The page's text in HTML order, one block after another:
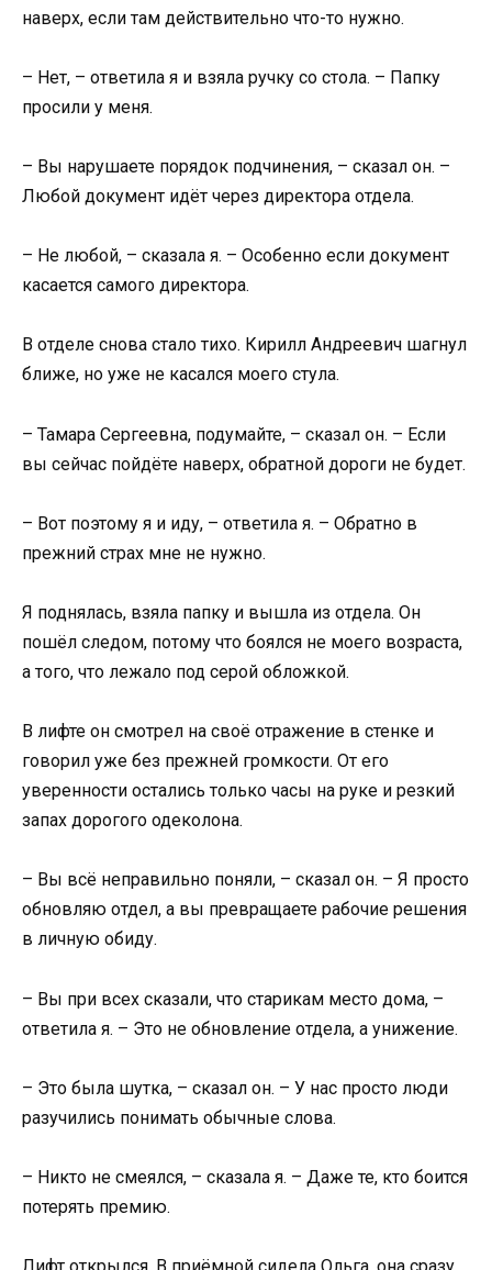
наверх, если там действительно что-то нужно.
– Нет, – ответила я и взяла ручку со стола. – Папку
просили у меня.
– Вы нарушаете порядок подчинения, – сказал он. –
Любой документ идёт через директора отдела.
– Не любой, – сказала я. – Особенно если документ
касается самого директора.
В отделе снова стало тихо. Кирилл Андреевич шагнул
ближе, но уже не касался моего стула.
– Тамара Сергеевна, подумайте, – сказал он. – Если
вы сейчас пойдёте наверх, обратной дороги не будет.
– Вот поэтому я и иду, – ответила я. – Обратно в
прежний страх мне не нужно.
Я поднялась, взяла папку и вышла из отдела. Он
пошёл следом, потому что боялся не моего возраста,
а того, что лежало под серой обложкой.
В лифте он смотрел на своё отражение в стенке и
говорил уже без прежней громкости. От его
уверенности остались только часы на руке и резкий
запах дорогого одеколона.
– Вы всё неправильно поняли, – сказал он. – Я просто
обновляю отдел, а вы превращаете рабочие решения
в личную обиду.
– Вы при всех сказали, что старикам место дома, –
ответила я. – Это не обновление отдела, а унижение.
– Это была шутка, – сказал он. – У нас просто люди
разучились понимать обычные слова.
– Никто не смеялся, – сказала я. – Даже те, кто боится
потерять премию.